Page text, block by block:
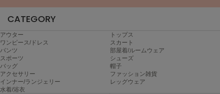
SHAKA
シャカ
Sneakers by emmi
スニーカーズ バイ エミ
Snow Peak
スノーピーク
CATEGORY
アウター
トップス
ワンピース/ドレス
スカート
パンツ
部屋着/ルームウェア
スポーツ
シューズ
バッグ
帽子
アクセサリー
ファッション雑貨
インナー/ランジェリー
レッグウェア
水着/浴衣